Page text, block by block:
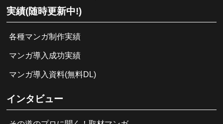
実績(随時更新中!)
各種マンガ制作実績
マンガ導入成功実績
マンガ導入資料(無料DL)
インタビュー